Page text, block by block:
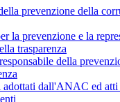
prevenzione della
la prevenzione e la
trasparenza
della
dall'ANAC ed atti